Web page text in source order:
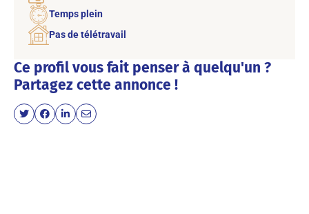
Temps plein
Pas de télétravail
Ce profil vous fait penser à quelqu'un ?
Partagez cette annonce !